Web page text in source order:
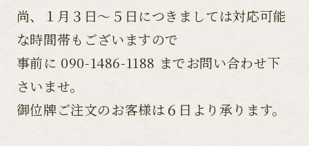
尚、１月３日〜５日につきましては対応可能
な時間帯もございますので
事前に 090-1486-1188 までお問い合わせ下
さいませ。
御位牌ご注文のお客様は６日より承ります。